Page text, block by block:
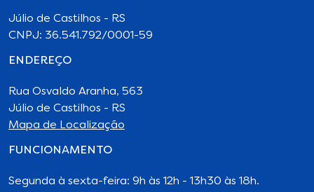
Júlio de Castilhos - RS
CNPJ: 36.541.792/0001-59
ENDEREÇO
Rua Osvaldo Aranha, 563
Júlio de Castilhos - RS
Mapa de Localização
FUNCIONAMENTO
Segunda à sexta-feira: 9h às 12h - 13h30 às 18h.